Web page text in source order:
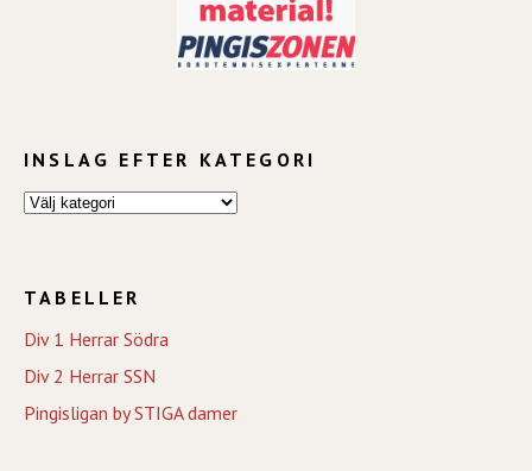
INSLAG EFTER KATEGORI
TABELLER
Div 1 Herrar Södra
Div 2 Herrar SSN
Pingisligan by STIGA damer